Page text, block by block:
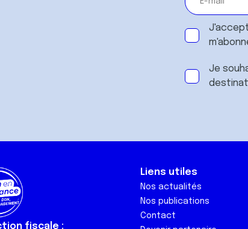
Je
fiscale :
Liens utiles
Nos actualités
Nos publications
Contact